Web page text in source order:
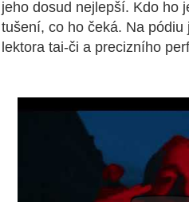
jeho dosud nejlepší. Kdo ho
tušení, co ho čeká. Na
lektora tai-či a precizního